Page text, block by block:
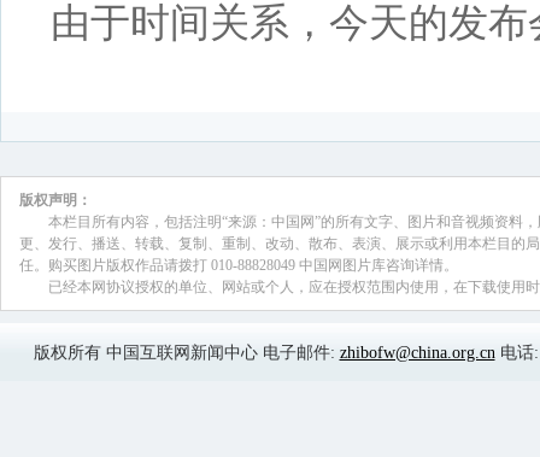
由于时间关系，今天的发